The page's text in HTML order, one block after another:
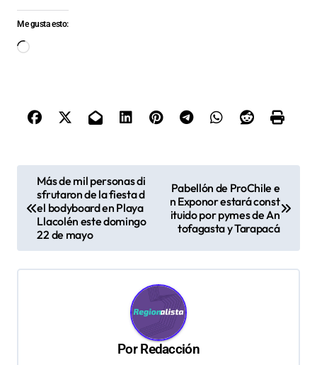
Me gusta esto:
Cargando...
e
g
Más de mil personas di
sfrutaron de la fiesta d
el bodyboard en Playa
Llacolén este domingo
22 de mayo
Pabellón de ProChile e
n Exponor estará const
ituido por pymes de An
tofagasta y Tarapacá
PorRedacción